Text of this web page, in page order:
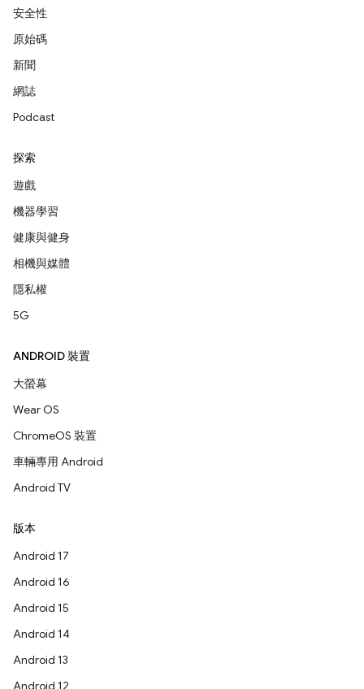
安全性
原始碼
新聞
網誌
Podcast
探索
遊戲
機器學習
健康與健身
相機與媒體
隱私權
5G
ANDROID 裝置
大螢幕
Wear OS
ChromeOS 裝置
車輛專用 Android
Android TV
版本
Android 17
Android 16
Android 15
Android 14
Android 13
Android 12